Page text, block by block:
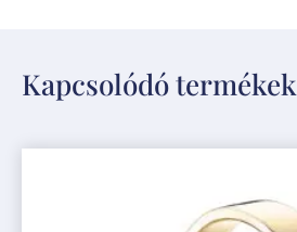
Kapcsolódó termékek